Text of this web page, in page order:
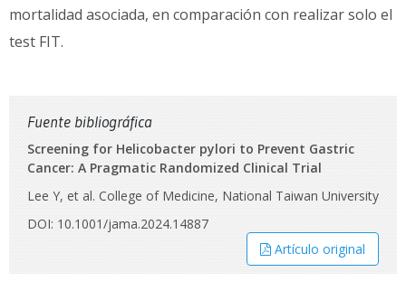
mortalidad asociada, en comparación con realizar solo el
test FIT.
Fuente bibliográfica
Screening for Helicobacter pylori to Prevent Gastric
Cancer: A Pragmatic Randomized Clinical Trial
Lee Y, et al. College of Medicine, National Taiwan University
DOI: 10.1001/jama.2024.14887
Artículo original